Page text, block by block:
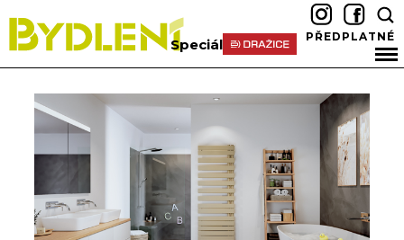
Speciál PŘEDPLATNÉ